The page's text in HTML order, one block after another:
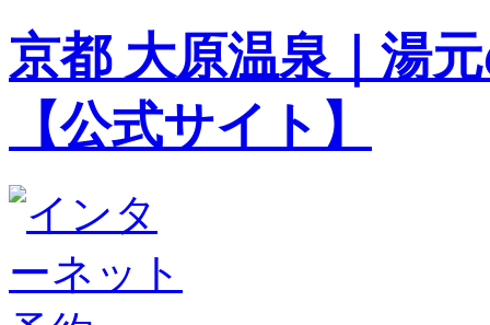
京都 大原温泉｜湯
【公式サイト】